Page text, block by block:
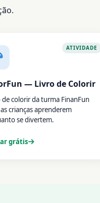
ATIVIDADE
— Livro de Colorir
de colorir da turma FinanFun
crianças aprenderem
se divertem.
grátis